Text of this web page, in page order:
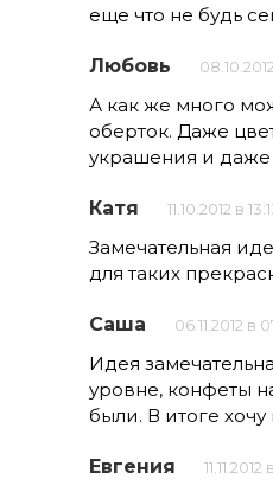
еще что не будь
Любовь
А как же много
оберток. Даже
украшения и
Катя 11.10.2012 в
Замечательная
для таких
Cаша 06.11.2012 в
Идея
уровне, конфеты
были. В итоге хочу
Евгения 11.11.2012